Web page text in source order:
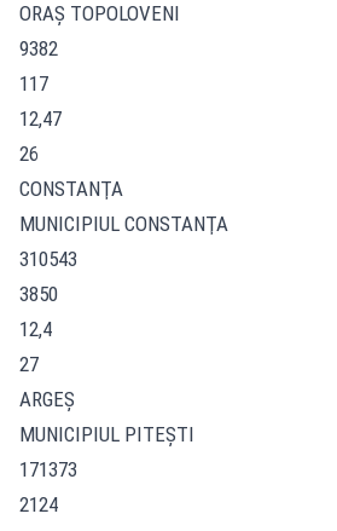
ORAŞ TOPOLOVENI
9382
117
12,47
26
CONSTANŢA
MUNICIPIUL CONSTANŢA
310543
3850
12,4
27
ARGEŞ
MUNICIPIUL PITEŞTI
171373
2124